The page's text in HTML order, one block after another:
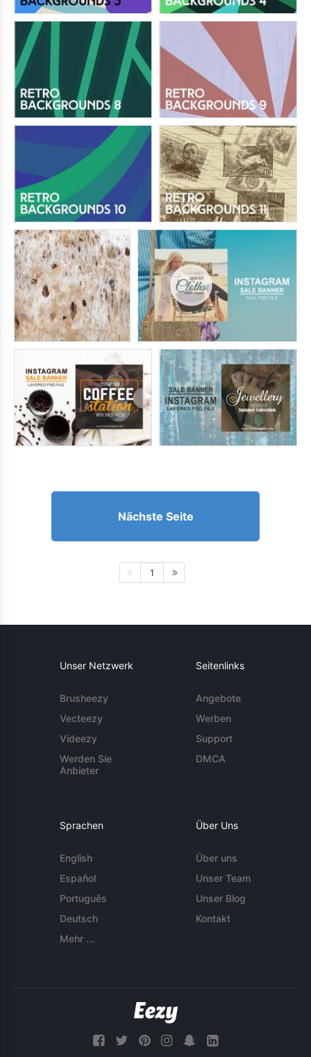
Nächste Seite
1
Unser Netzwerk
Brusheezy
Vecteezy
Videezy
Werden Sie
Anbieter
Seitenlinks
Angebote
Werben
Support
DMCA
Sprachen
English
Español
Português
Deutsch
Mehr ...
Über Uns
Über uns
Unser Team
Unser Blog
Kontakt